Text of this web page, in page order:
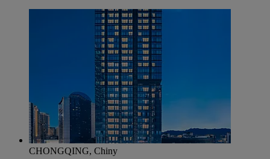
CHONGQING, Chiny